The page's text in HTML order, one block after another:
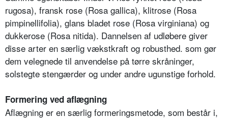
rugosa), fransk rose (Rosa gallica), klitrose (Rosa
pimpinelli­folia), glans bladet rose (Rosa virginiana) og
dukkerose (Rosa nitida). Dannelsen af udløbere giver
disse arter en sær­lig vækstkraft og robusthed. som gør
dem velegnede til anvendelse på tørre skråninger,
solstegte stengærder og under andre ugunstige forhold.
Formering ved aflægning
Aflægning er en særlig formeringsmetode, som består i,